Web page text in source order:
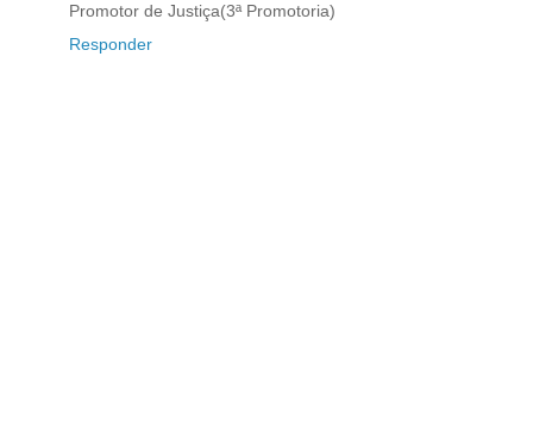
Promotor de Justiça(3ª Promotoria)
Responder